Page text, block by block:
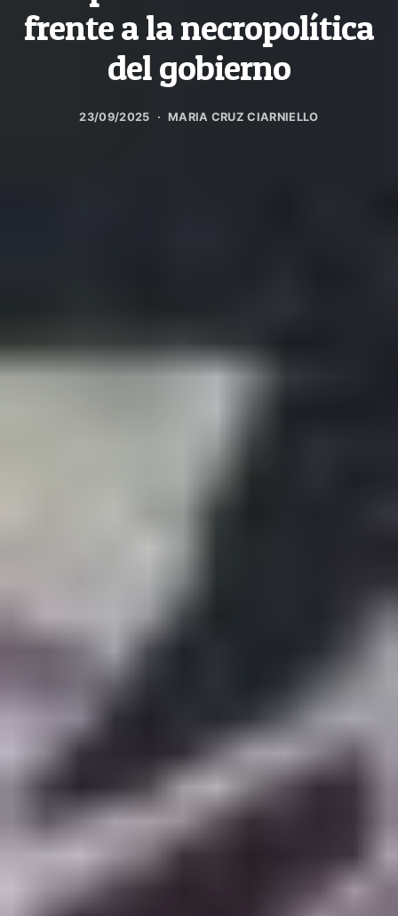
frente a la necropolítica
del gobierno
23/09/2025 MARIA CRUZ CIARNIELLO